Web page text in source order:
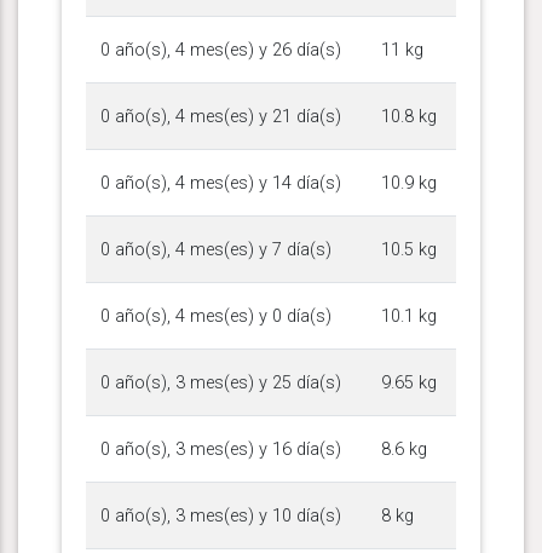
0 año(s), 4 mes(es) y 26 día(s) 11 kg
0 año(s), 4 mes(es) y 21 día(s) 10.8 kg
0 año(s), 4 mes(es) y 14 día(s) 10.9 kg
0 año(s), 4 mes(es) y 7 día(s) 10.5 kg
0 año(s), 4 mes(es) y 0 día(s) 10.1 kg
0 año(s), 3 mes(es) y 25 día(s) 9.65 kg
0 año(s), 3 mes(es) y 16 día(s) 8.6 kg
0 año(s), 3 mes(es) y 10 día(s) 8 kg